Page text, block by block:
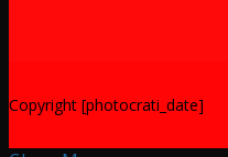
Copyright [photocrati_date]